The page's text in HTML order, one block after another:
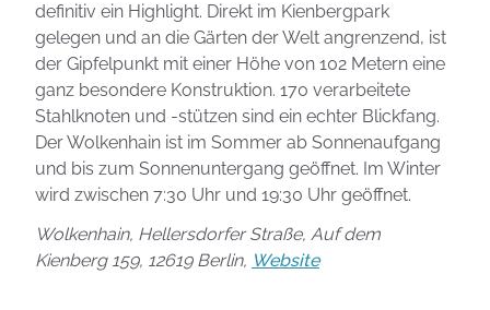
definitiv ein Highlight. Direkt im Kienbergpark
gelegen und an die Gärten der Welt angrenzend, ist
der Gipfelpunkt mit einer Höhe von 102 Metern eine
ganz besondere Konstruktion. 170 verarbeitete
Stahlknoten und -stützen sind ein echter Blickfang.
Der Wolkenhain ist im Sommer ab Sonnenaufgang
und bis zum Sonnenuntergang geöffnet. Im Winter
wird zwischen 7:30 Uhr und 19:30 Uhr geöffnet.
Wolkenhain, Hellersdorfer Straße, Auf dem
Kienberg 159, 12619 Berlin, Website